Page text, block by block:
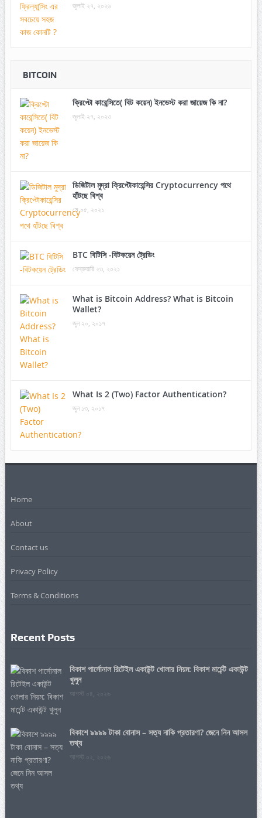
জুলাই ২৭, ২০২৬
BITCOIN
ক্রিপ্টো কারেন্সিতে( বিট কয়েন) ইনভেস্ট করা জায়েজ কি না?
জুলাই ২৭, ২০২৩
ডিজিটাল মুদ্রা ক্রিপ্টোকারেন্সির Cryptocurrency পথে
হাঁটছে বিশ্ব
মে ০৫, ২০২১
BTC বিটিসি -বিটকয়েন ট্রেডিং
ফেব্রুয়ারি ২৩, ২০২১
What is Bitcoin Address? What is Bitcoin
Wallet?
জুন ২০, ২০১৭
What Is 2 (Two) Factor Authentication?
জুন ১৩, ২০১৭
Home
About
Contact us
Privacy Policy
Terms & Conditions
Recent Posts
বিকাশ পার্সোনাল রিটেইল একাউন্ট খোলার নিয়ম: বিকাশ মার্চেন্ট একাউন্ট
খুলুন
আগস্ট ০৪, ২০২৬
বিকাশে ৯৯৯৯ টাকা বোনাস – সত্য নাকি প্রতারণা? জেনে নিন আসল
তথ্য
আগস্ট ০২, ২০২৬